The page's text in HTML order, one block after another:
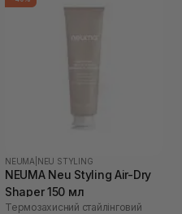
NEUMA NEU STYLING
NEUMA Neu Styling Air-Dry
Shaper 150 мл
Термозахисний стайлінговий